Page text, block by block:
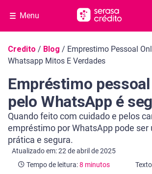
Menu
Navegação do blog
Credito / Blog / Emprestimo Pessoal
Whatsapp Mitos E Verdades
Empréstimo
pelo WhatsApp é
Quando feito com cuidado e pelos
empréstimo por WhatsApp pode ser
prática e segura.
Atualizado em: 22 de abril de 2025
Categoria Crédito
Tempo de leitura:8 minutos
Tempo de leitura: 8 minutos